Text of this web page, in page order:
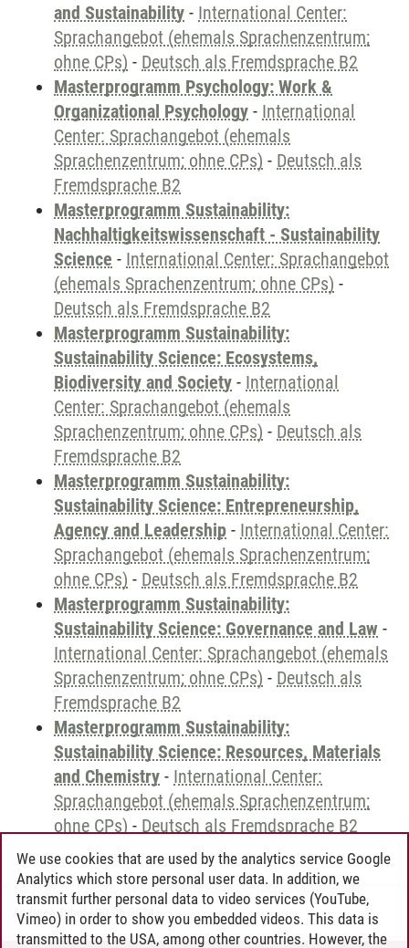
and Sustainability - International Center:
Sprachangebot (ehemals Sprachenzentrum;
ohne CPs) - Deutsch als Fremdsprache B2
Masterprogramm Psychology: Work &
Organizational Psychology - International
Center: Sprachangebot (ehemals
Sprachenzentrum; ohne CPs) - Deutsch als
Fremdsprache B2
Masterprogramm Sustainability:
Nachhaltigkeitswissenschaft - Sustainability
Science - International Center: Sprachangebot
(ehemals Sprachenzentrum; ohne CPs) -
Deutsch als Fremdsprache B2
Masterprogramm Sustainability:
Sustainability Science: Ecosystems,
Biodiversity and Society - International
Center: Sprachangebot (ehemals
Sprachenzentrum; ohne CPs) - Deutsch als
Fremdsprache B2
Masterprogramm Sustainability:
Sustainability Science: Entrepreneurship,
Agency and Leadership - International Center:
Sprachangebot (ehemals Sprachenzentrum;
ohne CPs) - Deutsch als Fremdsprache B2
Masterprogramm Sustainability:
Sustainability Science: Governance and Law -
International Center: Sprachangebot (ehemals
Sprachenzentrum; ohne CPs) - Deutsch als
Fremdsprache B2
Masterprogramm Sustainability:
Sustainability Science: Resources, Materials
and Chemistry - International Center:
Sprachangebot (ehemals Sprachenzentrum;
ohne CPs) - Deutsch als Fremdsprache B2
Andreea Tribel 30.06.2024
We use cookies that are used by the analytics service Google
Analytics which store personal user data. In addition, we
transmit further personal data to video services (YouTube,
Vimeo) in order to show you embedded videos. This data is
transmitted to the USA, among other countries. However, the